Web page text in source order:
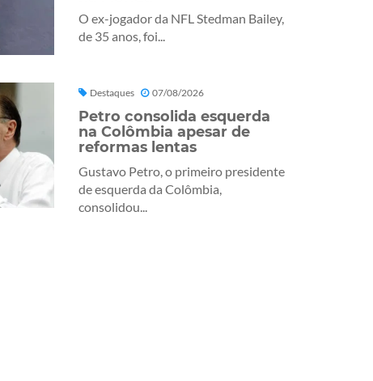
O ex-jogador da NFL Stedman Bailey,
de 35 anos, foi...
Destaques 07/08/2026
Petro consolida esquerda
na Colômbia apesar de
reformas lentas
Gustavo Petro, o primeiro presidente
de esquerda da Colômbia,
consolidou...